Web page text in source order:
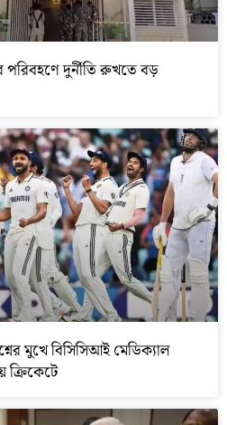
দুর্নীতি রুখতে বড়
মুখে বিসিসিআই মেডিক্যাল
ক্রিকেটে